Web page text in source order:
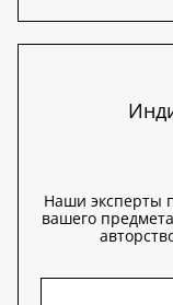
Наши эксперты
вашего